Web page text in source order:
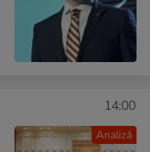
Analiză
14:00